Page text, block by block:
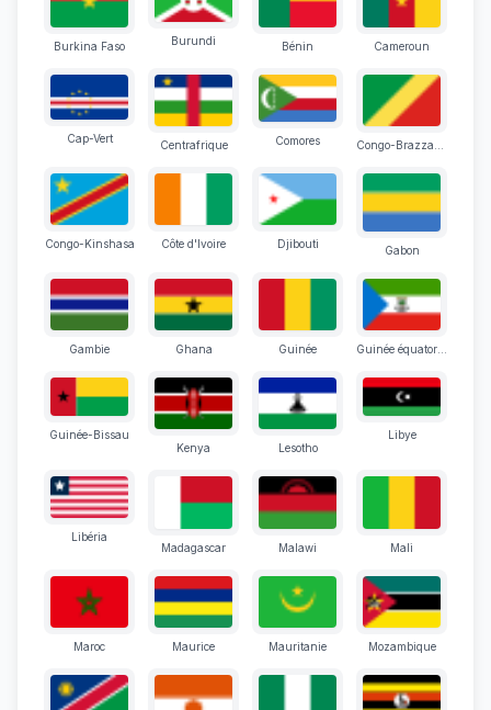
Burkina Faso Burundi Bénin Cameroun
Cap-Vert Centrafrique Comores
Congo-Kinshasa Côte d'Ivoire Djibouti Gabon
Gambie Ghana Guinée
Guinée-Bissau
Kenya
Lesotho
Libye
Libéria
Madagascar
Malawi Mali
Maroc Maurice Mauritanie Mozambique